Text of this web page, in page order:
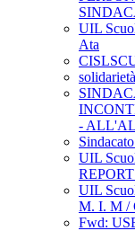
UIL
Ata
-
UIL
UIL
M. I. M /
Fwd: